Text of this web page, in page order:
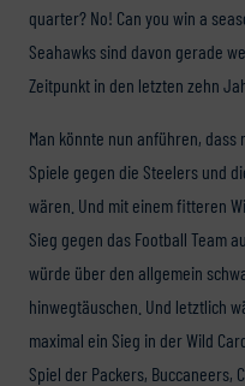
quarter? No! Can you win a
Seahawks sind davon gerade
Zeitpunkt in den letzten zehn
Man könnte nun anführen,
Spiele gegen die Steelers und
wären. Und mit einem fitteren
Sieg gegen das Football Team
würde über den allgemein
hinwegtäuschen. Und letztlich
maximal ein Sieg in der Wild
Spiel der Packers, Buccaneers,